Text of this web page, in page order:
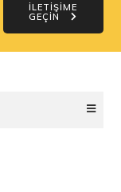
İLETİŞİME
GEÇİN